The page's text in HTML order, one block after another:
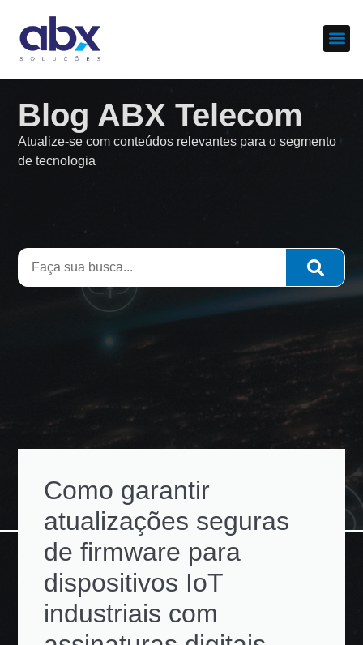
Blog ABX Telecom
Atualize-se com conteúdos relevantes para o segmento
de tecnologia
Como garantir
atualizações seguras
de firmware para
dispositivos IoT
industriais com